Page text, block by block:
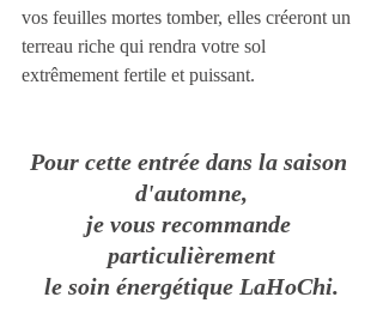
vos feuilles mortes tomber, elles créeront un
terreau riche qui rendra votre sol
extrêmement fertile et puissant.
Pour cette entrée dans la saison
d'automne,
je vous recommande
particulièrement
le soin énergétique LaHoChi.